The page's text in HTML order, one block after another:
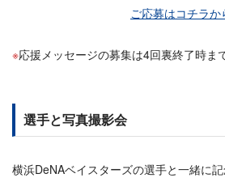
ご応募はコチラか
応援メッセージの募集は4回裏終了時ま
選手と写真撮影会
横浜DeNAベイスターズの選手と一緒に